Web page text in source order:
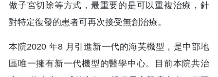
做子宮切除等方式，最重要的是可以重複治療，針
對特定復發的患者可再次接受無創治療。
本院2020 年8 月引進新一代的海芙機型，是中部地
區唯一擁有新一代機型的醫學中心。目前本院共治